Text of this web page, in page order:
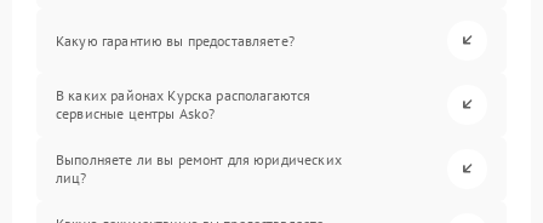
Какую гарантию вы предоставляете?
В каких районах Курска располагаются
сервисные центры Asko?
Выполняете ли вы ремонт для юридических
лиц?